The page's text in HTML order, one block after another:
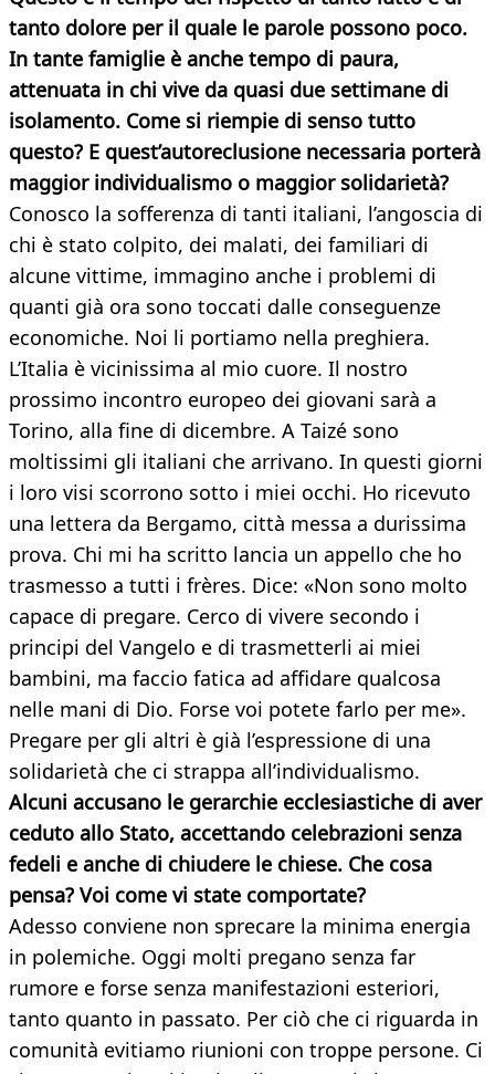
tanto dolore per il quale le parole possono poco.
In tante famiglie è anche tempo di paura,
attenuata in chi vive da quasi due settimane di
isolamento. Come si riempie di senso tutto
questo? E quest’autoreclusione necessaria porterà
maggior individualismo o maggior solidarietà?
Conosco la sofferenza di tanti italiani, l’angoscia di
chi è stato colpito, dei malati, dei familiari di
alcune vittime, immagino anche i problemi di
quanti già ora sono toccati dalle conseguenze
economiche. Noi li portiamo nella preghiera.
L’Italia è vicinissima al mio cuore. Il nostro
prossimo incontro europeo dei giovani sarà a
Torino, alla fine di dicembre. A Taizé sono
moltissimi gli italiani che arrivano. In questi giorni
i loro visi scorrono sotto i miei occhi. Ho ricevuto
una lettera da Bergamo, città messa a durissima
prova. Chi mi ha scritto lancia un appello che ho
trasmesso a tutti i frères. Dice: «Non sono molto
capace di pregare. Cerco di vivere secondo i
principi del Vangelo e di trasmetterli ai miei
bambini, ma faccio fatica ad affidare qualcosa
nelle mani di Dio. Forse voi potete farlo per me».
Pregare per gli altri è già l’espressione di una
solidarietà che ci strappa all’individualismo.
Alcuni accusano le gerarchie ecclesiastiche di aver
ceduto allo Stato, accettando celebrazioni senza
fedeli e anche di chiudere le chiese. Che cosa
pensa? Voi come vi state comportate?
Adesso conviene non sprecare la minima energia
in polemiche. Oggi molti pregano senza far
rumore e forse senza manifestazioni esteriori,
tanto quanto in passato. Per ciò che ci riguarda in
comunità evitiamo riunioni con troppe persone. Ci